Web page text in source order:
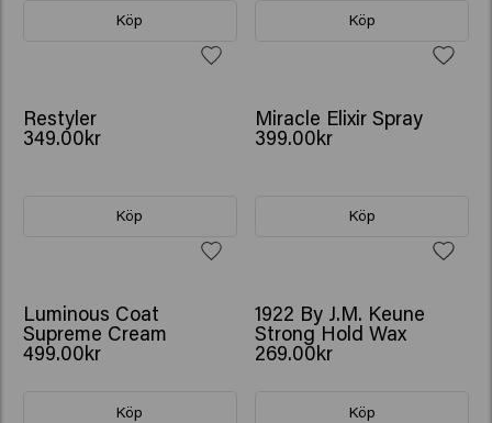
Köp Köp
Restyler
349.00kr
Köp
Miracle Elixir Spray
399.00kr
Köp
Luminous Coat
Supreme Cream
499.00kr
Köp
1922 By J.M. Keune
Strong Hold Wax
269.00kr
Köp